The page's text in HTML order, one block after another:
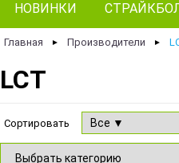
НОВИНКИ
Главная ► Производители ►
LCT
Сортировать